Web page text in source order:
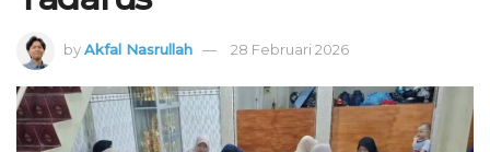
byAkfal Nasrullah 28 Februari 2026